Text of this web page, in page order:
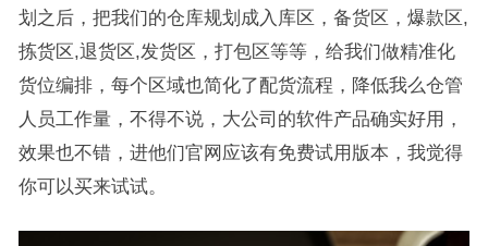
划之后，把我们的仓库规划成入库区，备货区，爆款区,
拣货区,退货区,发货区，打包区等等，给我们做精准化
货位编排，每个区域也简化了配货流程，降低我么仓管
人员工作量，不得不说，大公司的软件产品确实好用，
效果也不错，进他们官网应该有免费试用版本，我觉得
你可以买来试试。